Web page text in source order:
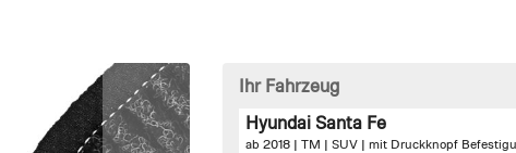
Ihr Fahrzeug
Hyundai Santa Fe
ab 2018 | TM | SUV | mit Druckknopf